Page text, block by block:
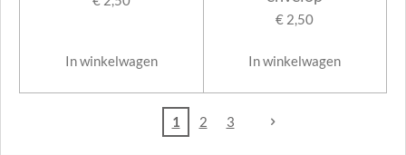
In winkelwagen
€ 2,50
In winkelwagen
1 2 3